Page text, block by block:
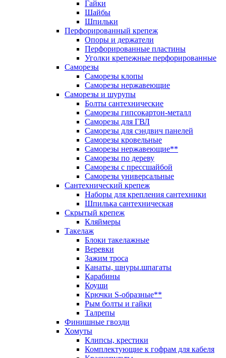
Гайки
Шайбы
Шпильки
Перфорированный крепеж
Опоры и держатели
Перфорированные пластины
Уголки крепежные перфорированные
Саморезы
Саморезы клопы
Саморезы нержавеющие
Саморезы и шурупы
Болты сантехнические
Саморезы гипсокартон-металл
Саморезы для ГВЛ
Саморезы для сэндвич панелей
Саморезы кровельные
Саморезы нержавеющие**
Саморезы по дереву
Саморезы с прессшайбой
Саморезы универсальные
Сантехнический крепеж
Наборы для крепления сантехники
Шпилька сантехническая
Скрытый крепеж
Кляймеры
Такелаж
Блоки такелажные
Веревки
Зажим троса
Канаты, шнуры.шпагаты
Карабины
Коуши
Крючки S-образные**
Рым болты и гайки
Талрепы
Финишные гвозди
Хомуты
Клипсы, крестики
Комплектующие к гофрам для кабеля